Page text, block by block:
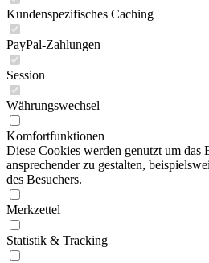
Kundenspezifisches Caching
PayPal-Zahlungen
Session
Währungswechsel
Komfortfunktionen
Diese Cookies werden genutzt um das
ansprechender zu gestalten,
des Besuchers.
Merkzettel
Statistik & Tracking